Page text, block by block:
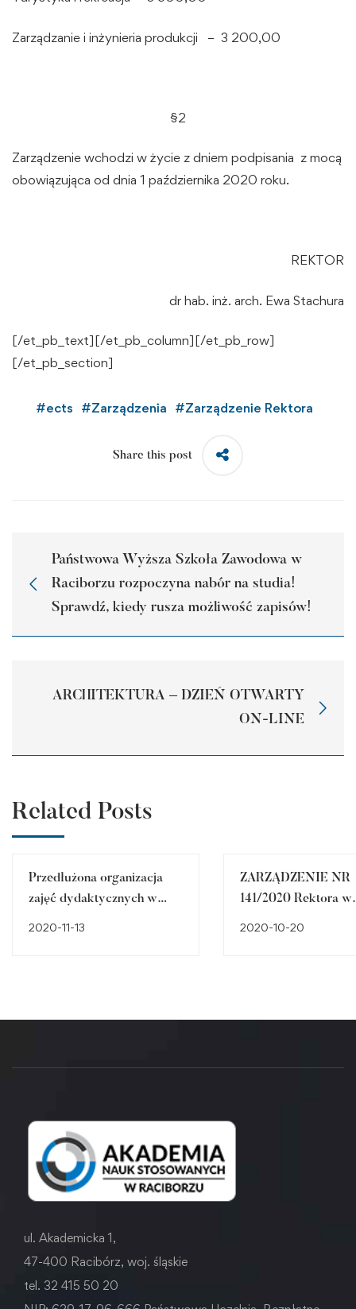
Zarządzanie i inżynieria produkcji – 3 200,00
§2
Zarządzenie wchodzi w życie z dniem podpisania z mocą
obowiązująca od dnia 1 października 2020 roku.
REKTOR
dr hab. inż. arch. Ewa Stachura
[/et_pb_text][/et_pb_column][/et_pb_row]
[/et_pb_section]
#ects #Zarządzenia #Zarządzenie Rektora
Share this post
Państwowa Wyższa Szkoła Zawodowa w
Raciborzu rozpoczyna nabór na studia!
Sprawdź, kiedy rusza możliwość zapisów!
ARCHITEKTURA – DZIEŃ OTWARTY
ON-LINE
Related Posts
Przedłużona organizacja
zajęć dydaktycznych w
2020-11-13
ZARZĄDZENIE NR
141/2020 Rektora w
zwalczaniem
2020-10-20
ul. Akademicka 1,
47-400 Racibórz, woj. śląskie
tel. 32 415 50 20